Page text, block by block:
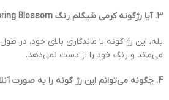
3. آیا رژگونه کرمی شیگلم رنگ Spring Blossom ماندگاری بالایی دارد؟
بله، این رژ گونه با ماندگاری بالای خود، در
می‌ماند و رنگ خود را از دست نمی‌دهد.
4. چگونه می‌توانم این رژ گونه را به صورت آنلاین سفارش دهم؟